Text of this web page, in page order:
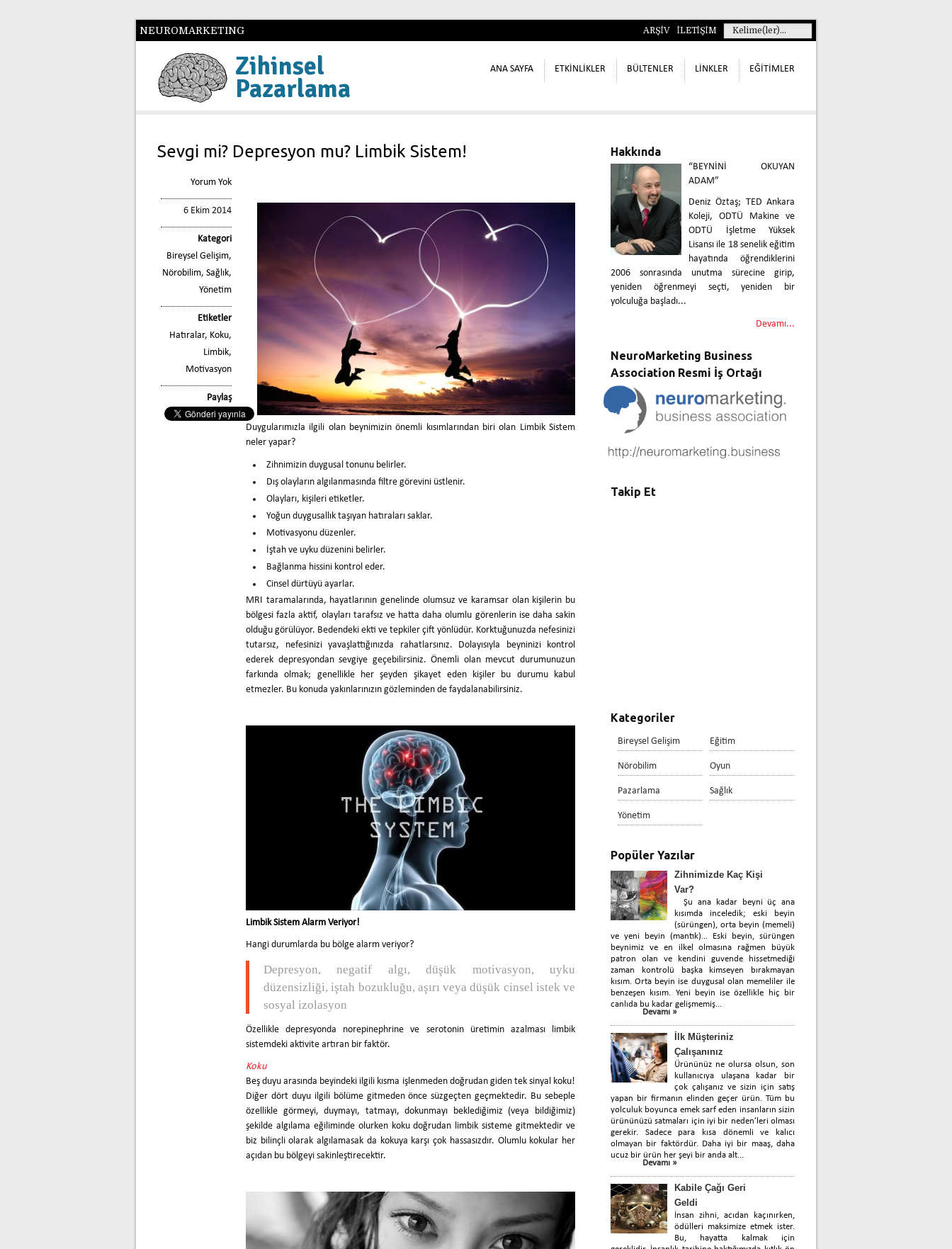
NEUROMARKETING ARŞİV İLETİŞİM
Zihinsel
Pazarlama
ANA SAYFA ETKİNLİKLER BÜLTENLER LİNKLER EĞİTİMLER
Sevgi mi? Depresyon mu? Limbik Sistem!
Yorum Yok
6 Ekim 2014
Kategori
Bireysel Gelişim,
Nörobilim, Sağlık,
Yönetim
Etiketler
Hatıralar, Koku,
Limbik,
Motivasyon
Paylaş
Duygularımızla ilgili olan beynimizin önemli kısımlarından biri olan Limbik Sistem
neler yapar?
Zihnimizin duygusal tonunu belirler.
Dış olayların algılanmasında filtre görevini üstlenir.
Olayları, kişileri etiketler.
Yoğun duygusallık taşıyan hatıraları saklar.
Motivasyonu düzenler.
İştah ve uyku düzenini belirler.
Bağlanma hissini kontrol eder.
Cinsel dürtüyü ayarlar.
MRI taramalarında, hayatlarının genelinde olumsuz ve karamsar olan kişilerin bu
bölgesi fazla aktif, olayları tarafsız ve hatta daha olumlu görenlerin ise daha sakin
olduğu görülüyor. Bedendeki ekti ve tepkiler çift yönlüdür. Korktuğunuzda nefesinizi
tutarsız, nefesinizi yavaşlattığınızda rahatlarsınız. Dolayısıyla beyninizi kontrol
ederek depresyondan sevgiye geçebilirsiniz. Önemli olan mevcut durumunuzun
farkında olmak; genellikle her şeyden şikayet eden kişiler bu durumu kabul
etmezler. Bu konuda yakınlarınızın gözleminden de faydalanabilirsiniz.
Limbik Sistem Alarm Veriyor!
Hangi durumlarda bu bölge alarm veriyor?
Depresyon, negatif algı, düşük motivasyon, uyku
düzensizliği, iştah bozukluğu, aşırı veya düşük cinsel istek ve
sosyal izolasyon
Özellikle depresyonda norepinephrine ve serotonin üretimin azalması limbik
sistemdeki aktivite artıran bir faktör.
Koku
Beş duyu arasında beyindeki ilgili kısma işlenmeden doğrudan giden tek sinyal koku!
Diğer dört duyu ilgili bölüme gitmeden önce süzgeçten geçmektedir. Bu sebeple
özellikle görmeyi, duymayı, tatmayı, dokunmayı beklediğimiz (veya bildiğimiz)
şekilde algılama eğiliminde olurken koku doğrudan limbik sisteme gitmektedir ve
biz bilinçli olarak algılamasak da kokuya karşı çok hassasızdır. Olumlu kokular her
açıdan bu bölgeyi sakinleştirecektir.
Hakkında
“BEYNİNİ OKUYAN
ADAM”
Deniz Öztaş; TED Ankara
Koleji, ODTÜ Makine ve
ODTÜ İşletme Yüksek
Lisansı ile 18 senelik eğitim
hayatında öğrendiklerini
2006 sonrasında unutma sürecine girip,
yeniden öğrenmeyi seçti, yeniden bir
yolculuğa başladı...
Devamı...
NeuroMarketing Business
Association Resmi İş Ortağı
Takip Et
Kategoriler
Bireysel Gelişim Eğitim
Nörobilim Oyun
Pazarlama Sağlık
Yönetim
Popüler Yazılar
Zihnimizde Kaç Kişi
Var?
Şu ana kadar beyni üç ana
kısımda inceledik; eski beyin
(sürüngen), orta beyin (memeli)
ve yeni beyin (mantık)… Eski beyin, sürüngen
beynimiz ve en ilkel olmasına rağmen büyük
patron olan ve kendini guvende hissetmediği
zaman kontrolü başka kimseyen bırakmayan
kısım. Orta beyin ise duygusal olan memeliler ile
benzeşen kısım. Yeni beyin ise özellikle hiç bir
canlıda bu kadar gelişmemiş...
Devamı »
İlk Müşteriniz
Çalışanınız
Ürününüz ne olursa olsun, son
kullanıcıya ulaşana kadar bir
çok çalışanız ve sizin için satış
yapan bir firmanın elinden geçer ürün. Tüm bu
yolculuk boyunca emek sarf eden insanların sizin
ürününüzü satmaları için iyi bir neden’leri olması
gerekir. Sadece para kısa dönemli ve kalıcı
olmayan bir faktördür. Daha iyi bir maaş, daha
ucuz bir ürün her şeyi bir anda alt...
Devamı »
Kabile Çağı Geri
Geldi
İnsan zihni, acıdan kaçınırken,
ödülleri maksimize etmek ister.
Bu, hayatta kalmak için